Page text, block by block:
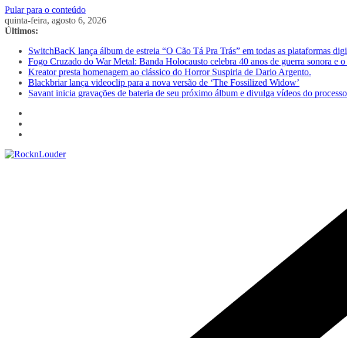
Pular para o conteúdo
quinta-feira, agosto 6, 2026
Últimos:
SwitchBacK lança álbum de estreia “O Cão Tá Pra Trás” em todas as plataformas
Fogo Cruzado do War Metal: Banda Holocausto celebra 40 anos de guerra sonora e
Kreator presta homenagem ao clássico do Horror Suspiria de Dario Argento.
Blackbriar lança videoclip para a nova versão de ‘The Fossilized Widow’
Savant inicia gravações de bateria de seu próximo álbum e divulga vídeos do